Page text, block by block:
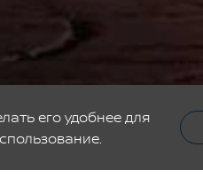
его удобнее для